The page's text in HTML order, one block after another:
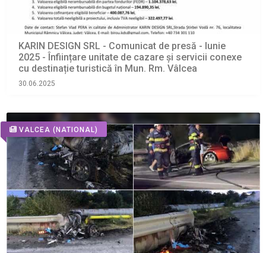
KARIN DESIGN SRL - Comunicat de presă - Iunie
2025 - Înființare unitate de cazare și servicii conexe
cu destinație turistică în Mun. Rm. Vâlcea
30.06.2025
VALCEA (NATIONAL)